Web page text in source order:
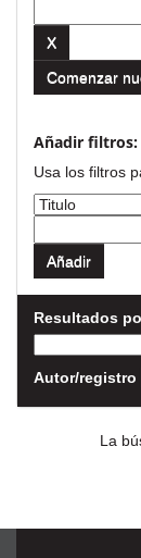
Comenzar
Añadir filtros:
Usa los filtros
Resultados
Autor/registro
La